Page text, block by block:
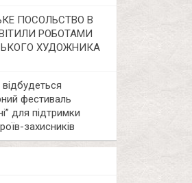
ПОСОЛЬСТВО В
РОБОТАМИ
ХУДОЖНИКА
фестиваль
для підтримки
захисників